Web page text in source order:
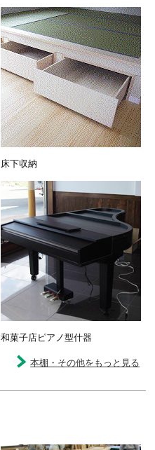
床下収納
和菓子店ピアノ型什器
本棚・その他をもっと見る